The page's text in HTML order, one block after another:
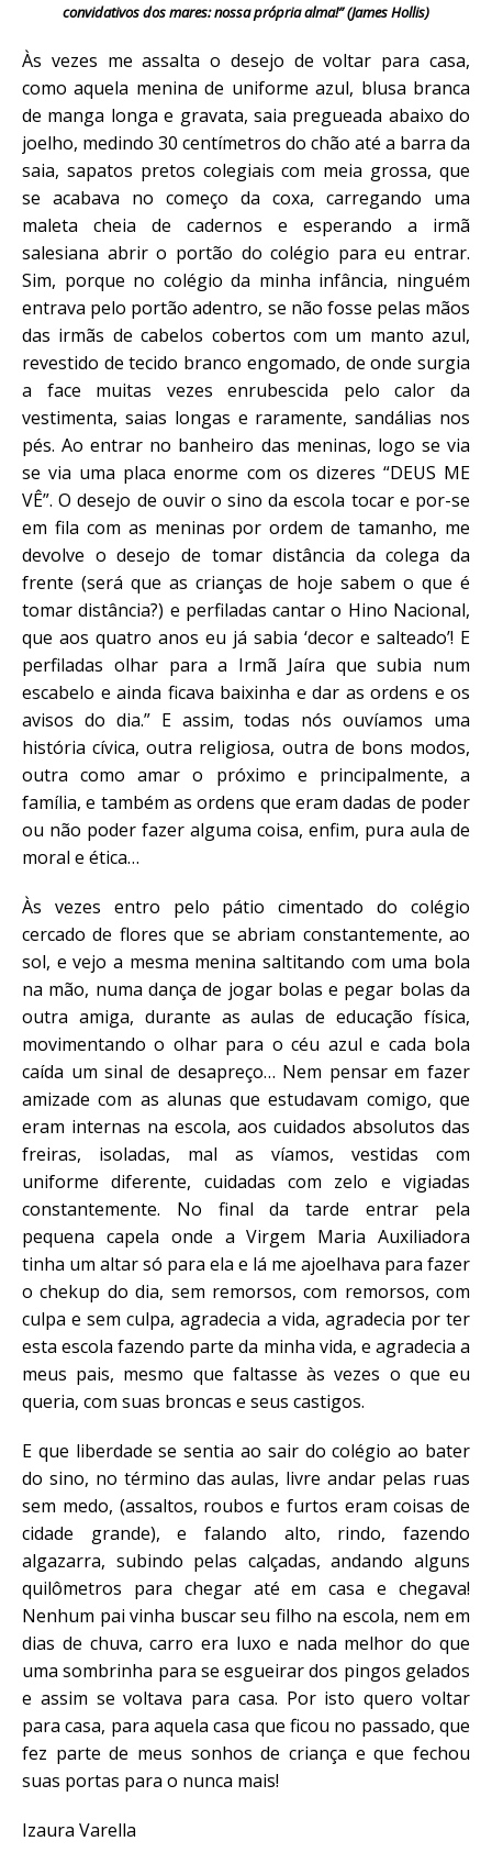
convidativos dos mares: nossa própria alma!” (James Hollis)
Às vezes me assalta o desejo de voltar para casa,
como aquela menina de uniforme azul, blusa branca
de manga longa e gravata, saia pregueada abaixo do
joelho, medindo 30 centímetros do chão até a barra da
saia, sapatos pretos colegiais com meia grossa, que
se acabava no começo da coxa, carregando uma
maleta cheia de cadernos e esperando a irmã
salesiana abrir o portão do colégio para eu entrar.
Sim, porque no colégio da minha infância, ninguém
entrava pelo portão adentro, se não fosse pelas mãos
das irmãs de cabelos cobertos com um manto azul,
revestido de tecido branco engomado, de onde surgia
a face muitas vezes enrubescida pelo calor da
vestimenta, saias longas e raramente, sandálias nos
pés. Ao entrar no banheiro das meninas, logo se via
se via uma placa enorme com os dizeres “DEUS ME
VÊ”. O desejo de ouvir o sino da escola tocar e por-se
em fila com as meninas por ordem de tamanho, me
devolve o desejo de tomar distância da colega da
frente (será que as crianças de hoje sabem o que é
tomar distância?) e perfiladas cantar o Hino Nacional,
que aos quatro anos eu já sabia ‘decor e salteado’! E
perfiladas olhar para a Irmã Jaíra que subia num
escabelo e ainda ficava baixinha e dar as ordens e os
avisos do dia.” E assim, todas nós ouvíamos uma
história cívica, outra religiosa, outra de bons modos,
outra como amar o próximo e principalmente, a
família, e também as ordens que eram dadas de poder
ou não poder fazer alguma coisa, enfim, pura aula de
moral e ética…
Às vezes entro pelo pátio cimentado do colégio
cercado de flores que se abriam constantemente, ao
sol, e vejo a mesma menina saltitando com uma bola
na mão, numa dança de jogar bolas e pegar bolas da
outra amiga, durante as aulas de educação física,
movimentando o olhar para o céu azul e cada bola
caída um sinal de desapreço… Nem pensar em fazer
amizade com as alunas que estudavam comigo, que
eram internas na escola, aos cuidados absolutos das
freiras, isoladas, mal as víamos, vestidas com
uniforme diferente, cuidadas com zelo e vigiadas
constantemente. No final da tarde entrar pela
pequena capela onde a Virgem Maria Auxiliadora
tinha um altar só para ela e lá me ajoelhava para fazer
o chekup do dia, sem remorsos, com remorsos, com
culpa e sem culpa, agradecia a vida, agradecia por ter
esta escola fazendo parte da minha vida, e agradecia a
meus pais, mesmo que faltasse às vezes o que eu
queria, com suas broncas e seus castigos.
E que liberdade se sentia ao sair do colégio ao bater
do sino, no término das aulas, livre andar pelas ruas
sem medo, (assaltos, roubos e furtos eram coisas de
cidade grande), e falando alto, rindo, fazendo
algazarra, subindo pelas calçadas, andando alguns
quilômetros para chegar até em casa e chegava!
Nenhum pai vinha buscar seu filho na escola, nem em
dias de chuva, carro era luxo e nada melhor do que
uma sombrinha para se esgueirar dos pingos gelados
e assim se voltava para casa. Por isto quero voltar
para casa, para aquela casa que ficou no passado, que
fez parte de meus sonhos de criança e que fechou
suas portas para o nunca mais!
Izaura Varella